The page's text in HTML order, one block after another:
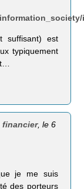
suffisant) est
typiquement
financier, le 6
je me suis
des porteurs